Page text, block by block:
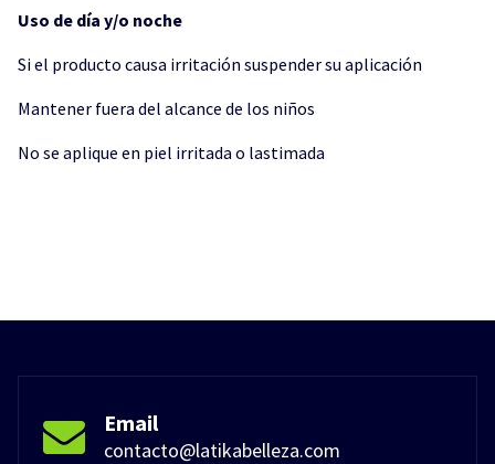
Uso de día y/o noche
Si el producto causa irritación suspender su aplicación
Mantener fuera del alcance de los niños
No se aplique en piel irritada o lastimada
Email
contacto@latikabelleza.com